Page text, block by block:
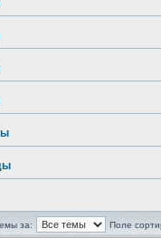
за: Поле